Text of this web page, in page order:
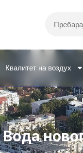
Квалитет на воздух